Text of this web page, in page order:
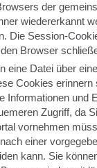
der
wiedererkannt
Die Session-
Browser
eine Datei über
Cookies erinnern
Informationen und
Zugriff, da
vornehmen
einer
kann. Sie